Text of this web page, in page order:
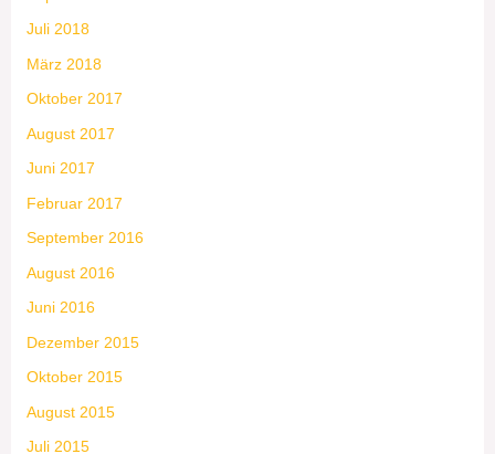
Juli 2018
März 2018
Oktober 2017
August 2017
Juni 2017
Februar 2017
September 2016
August 2016
Juni 2016
Dezember 2015
Oktober 2015
August 2015
Juli 2015